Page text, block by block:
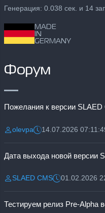
Генерация: 0.038 сек. и 14
MADE
IN
GERMANY
Форум
Пожелания к версии SLAED
Разместил:
olevpaДата:14.07.2026
Дата выхода новой версии
Разместил:
SLAED CMSДата:01.02.2026